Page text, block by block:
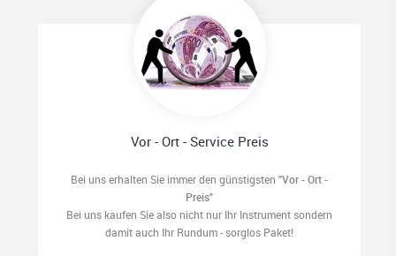
Vor - Ort - Service Preis
Bei uns erhalten Sie immer den günstigsten "Vor - Ort -
Preis"
Bei uns kaufen Sie also nicht nur Ihr Instrument sondern
damit auch Ihr Rundum - sorglos Paket!